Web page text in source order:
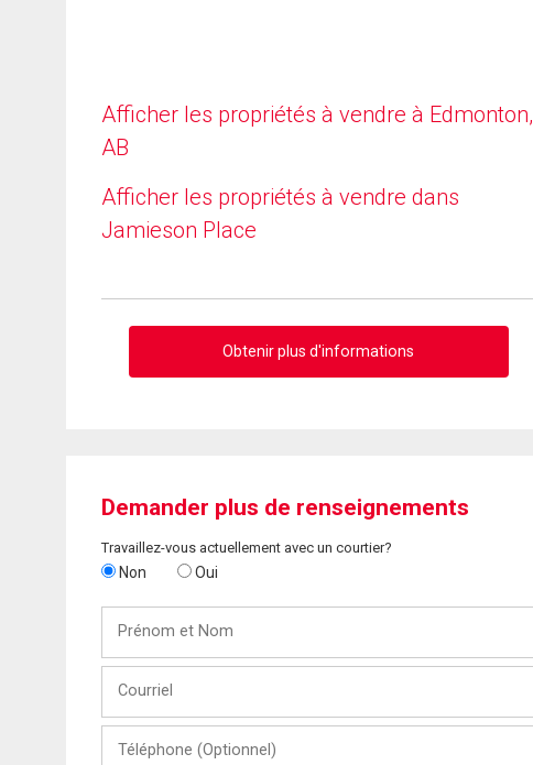
Afficher les propriétés à vendre à Edmonton,
AB
Afficher les propriétés à vendre dans
Jamieson Place
Obtenir plus d'informations
Demander plus de renseignements
Travaillez-vous actuellement avec un courtier?
Non Oui
Nom
(Optionnel)